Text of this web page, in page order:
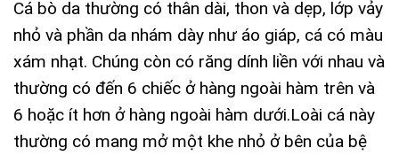
Cá bò da thường có thân dài, thon và dẹp, lớp vảy
nhỏ và phần da nhám dày như áo giáp, cá có màu
xám nhạt. Chúng còn có răng dính liền với nhau và
thường có đến 6 chiếc ở hàng ngoài hàm trên và
6 hoặc ít hơn ở hàng ngoài hàm dưới.Loài cá này
thường có mang mở một khe nhỏ ở bên của bệ